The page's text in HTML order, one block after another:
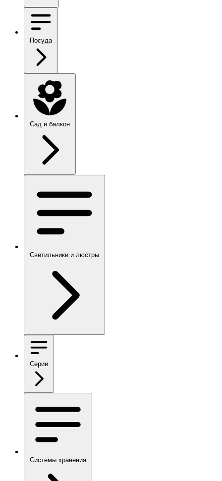
Посуда
Сад и балкон
Светильники и люстры
Серии
Системы хранения